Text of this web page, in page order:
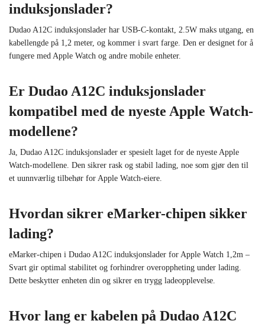
induksjonslader?
Dudao A12C induksjonslader har USB-C-kontakt, 2.5W maks utgang, en
kabellengde på 1,2 meter, og kommer i svart farge. Den er designet for å
fungere med Apple Watch og andre mobile enheter.
Er Dudao A12C induksjonslader
kompatibel med de nyeste Apple Watch-
modellene?
Ja, Dudao A12C induksjonslader er spesielt laget for de nyeste Apple
Watch-modellene. Den sikrer rask og stabil lading, noe som gjør den til
et uunnværlig tilbehør for Apple Watch-eiere.
Hvordan sikrer eMarker-chipen sikker
lading?
eMarker-chipen i Dudao A12C induksjonslader for Apple Watch 1,2m –
Svart gir optimal stabilitet og forhindrer overoppheting under lading.
Dette beskytter enheten din og sikrer en trygg ladeopplevelse.
Hvor lang er kabelen på Dudao A12C